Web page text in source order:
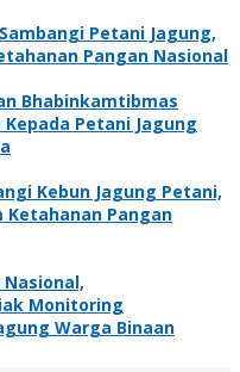
Petani Jagung,
Pangan Nasional
Bhabinkamtibmas
Petani Jagung
Kebun Jagung Petani,
Pangan
Monitoring
Warga Binaan